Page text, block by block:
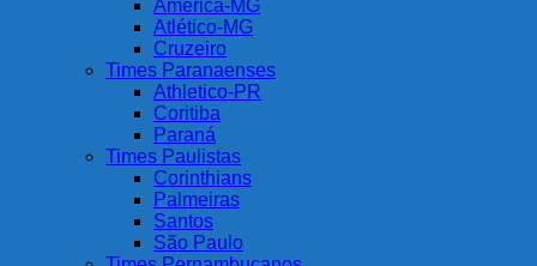
América-MG
Atlético-MG
Cruzeiro
Times Paranaenses
Athletico-PR
Coritiba
Paraná
Times Paulistas
Corinthians
Palmeiras
Santos
São Paulo